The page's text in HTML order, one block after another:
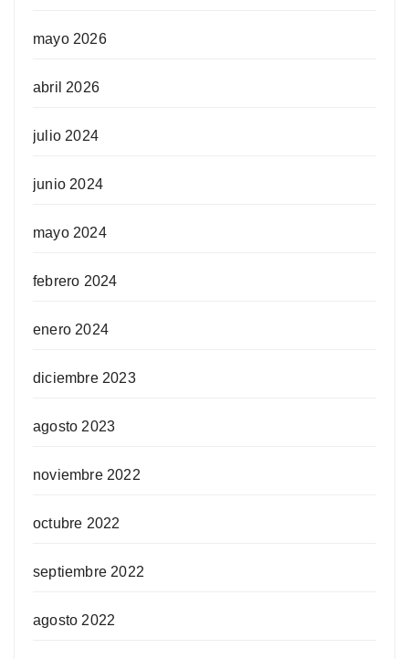
mayo 2026
abril 2026
julio 2024
junio 2024
mayo 2024
febrero 2024
enero 2024
diciembre 2023
agosto 2023
noviembre 2022
octubre 2022
septiembre 2022
agosto 2022